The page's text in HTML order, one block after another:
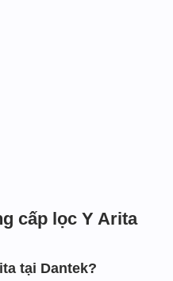
cấp lọc Y Arita
tại Dantek?